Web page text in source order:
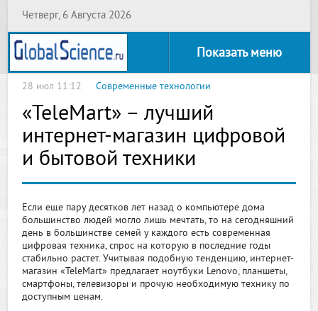
Четверг, 6 Августа 2026
Показать меню
28 июл 11:12 Современные технологии
«TeleMart» – лучший
интернет-магазин цифровой
и бытовой техники
Если еще пару десятков лет назад о компьютере дома
большинство людей могло лишь мечтать, то на сегодняшний
день в большинстве семей у каждого есть современная
цифровая техника, спрос на которую в последние годы
стабильно растет. Учитывая подобную тенденцию, интернет-
магазин «TeleMart» предлагает ноутбуки Lenovo, планшеты,
смартфоны, телевизоры и прочую необходимую технику по
доступным ценам.